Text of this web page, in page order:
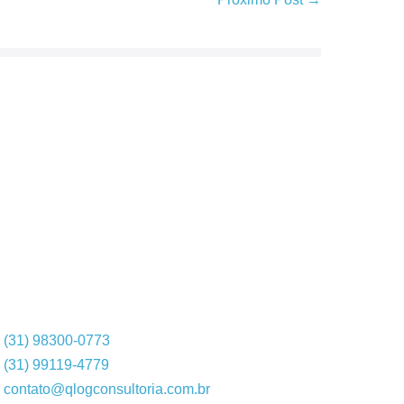
(31) 98300-0773
(31) 99119-4779
contato@qlogconsultoria.com.br